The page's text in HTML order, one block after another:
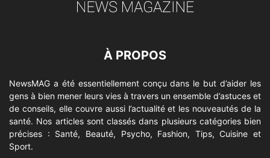
À PROPOS
NewsMAG a été essentiellement conçu dans le but d’aider les
gens à bien mener leurs vies à travers un ensemble d’astuces et
de conseils, elle couvre aussi l’actualité et les nouveautés de la
santé. Nos articles sont classés dans plusieurs catégories bien
précises : Santé, Beauté, Psycho, Fashion, Tips, Cuisine et
Sport.